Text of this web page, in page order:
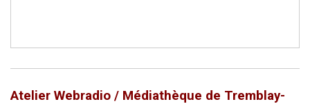
Atelier Webradio / Médiathèque de Tremblay-